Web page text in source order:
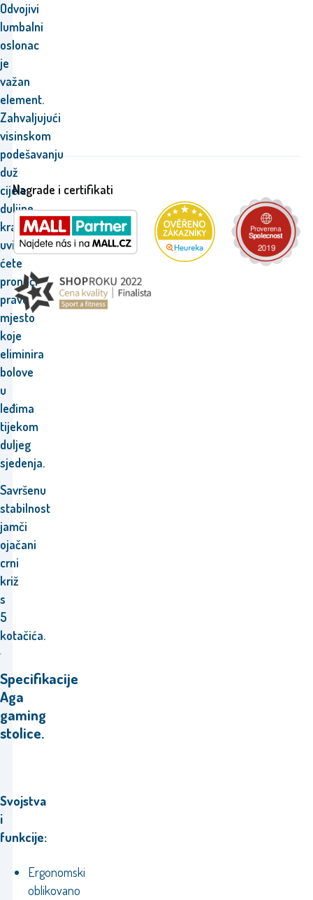
Odvojivi
lumbalni
oslonac
je
važan
element.
Zahvaljujući
visinskom
podešavanju
duž
cijele
duljine
kralježnice,
uvijek
ćete
pronaći
pravo
mjesto
koje
eliminira
bolove
u
leđima
tijekom
duljeg
sjedenja.
Savršenu
stabilnost
jamči
ojačani
crni
križ
s
5
kotačića.
Specifikacije
Aga
gaming
stolice.
Svojstva
i
funkcije:
Ergonomski
oblikovano
Nagrade i certifikati